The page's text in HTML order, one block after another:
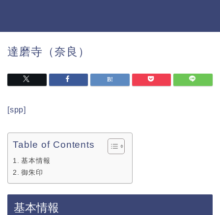
達磨寺（奈良）
[spp]
Table of Contents
基本情報
御朱印
基本情報